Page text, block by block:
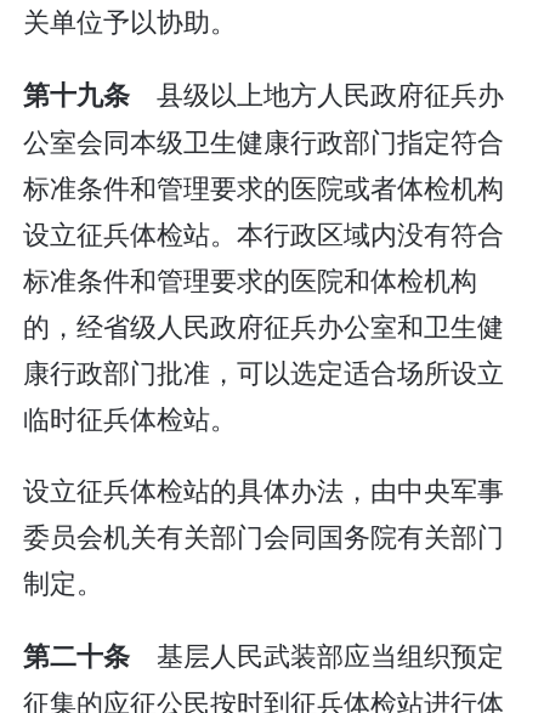
关单位予以协助。
第十九条 县级以上地方人民政府征兵办
公室会同本级卫生健康行政部门指定符合
标准条件和管理要求的医院或者体检机构
设立征兵体检站。本行政区域内没有符合
标准条件和管理要求的医院和体检机构
的，经省级人民政府征兵办公室和卫生健
康行政部门批准，可以选定适合场所设立
临时征兵体检站。
设立征兵体检站的具体办法，由中央军事
委员会机关有关部门会同国务院有关部门
制定。
第二十条 基层人民武装部应当组织预定
征集的应征公民按时到征兵体检站进行体